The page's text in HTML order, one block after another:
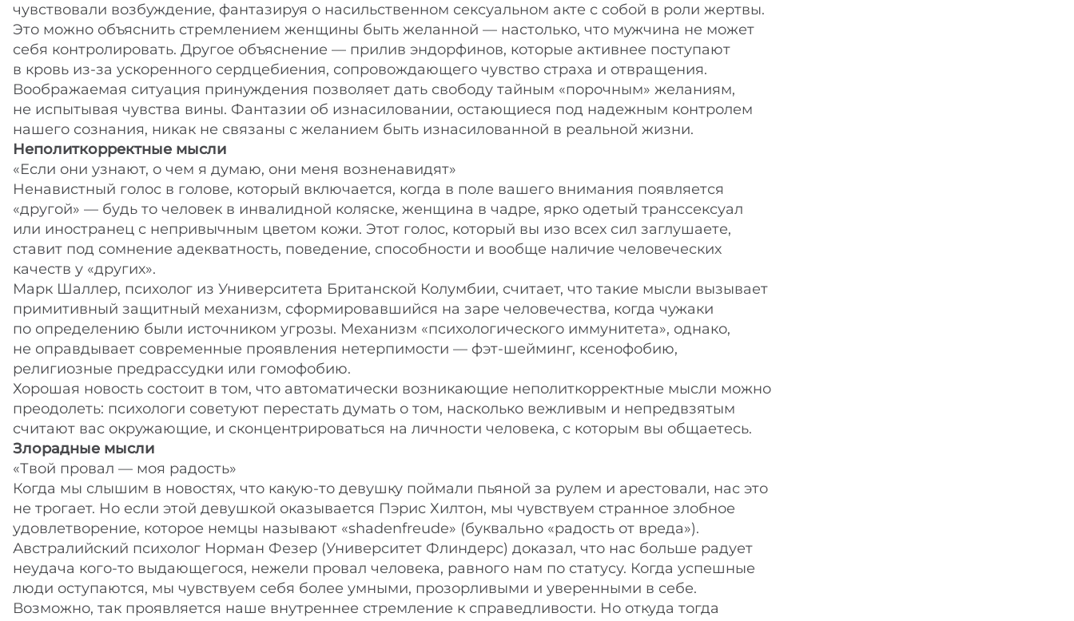
чувствовали возбуждение, фантазируя о насильственном сексуальном акте с собой в роли жертвы.
Это можно объяснить стремлением женщины быть желанной — настолько, что мужчина не может
себя контролировать. Другое объяснение — прилив эндорфинов, которые активнее поступают
в кровь из-за ускоренного сердцебиения, сопровождающего чувство страха и отвращения.
Воображаемая ситуация принуждения позволяет дать свободу тайным «порочным» желаниям,
не испытывая чувства вины. Фантазии об изнасиловании, остающиеся под надежным контролем
нашего сознания, никак не связаны с желанием быть изнасилованной в реальной жизни.
Неполиткорректные мысли
«Если они узнают, о чем я думаю, они меня возненавидят»
Ненавистный голос в голове, который включается, когда в поле вашего внимания появляется
«другой» — будь то человек в инвалидной коляске, женщина в чадре, ярко одетый транссексуал
или иностранец с непривычным цветом кожи. Этот голос, который вы изо всех сил заглушаете,
ставит под сомнение адекватность, поведение, способности и вообще наличие человеческих
качеств у «других».
Марк Шаллер, психолог из Университета Британской Колумбии, считает, что такие мысли вызывает
примитивный защитный механизм, сформировавшийся на заре человечества, когда чужаки
по определению были источником угрозы. Механизм «психологического иммунитета», однако,
не оправдывает современные проявления нетерпимости — фэт-шейминг, ксенофобию,
религиозные предрассудки или гомофобию.
Хорошая новость состоит в том, что автоматически возникающие неполиткорректные мысли можно
преодолеть: психологи советуют перестать думать о том, насколько вежливым и непредвзятым
считают вас окружающие, и сконцентрироваться на личности человека, с которым вы общаетесь.
Злорадные мысли
«Твой провал — моя радость»
Когда мы слышим в новостях, что какую-то девушку поймали пьяной за рулем и арестовали, нас это
не трогает. Но если этой девушкой оказывается Пэрис Хилтон, мы чувствуем странное злобное
удовлетворение, которое немцы называют «shadenfreude» (буквально «радость от вреда»).
Австралийский психолог Норман Фезер (Университет Флиндерс) доказал, что нас больше радует
неудача кого-то выдающегося, нежели провал человека, равного нам по статусу. Когда успешные
люди оступаются, мы чувствуем себя более умными, прозорливыми и уверенными в себе.
Возможно, так проявляется наше внутреннее стремление к справедливости. Но откуда тогда